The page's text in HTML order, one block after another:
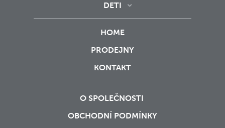
DETI
HOME
PRODEJNY
KONTAKT
O SPOLEČNOSTI
OBCHODNÍ PODMÍNKY